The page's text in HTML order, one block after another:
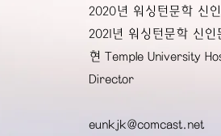
2020년 워싱턴문학 신
2021년 워싱턴문학 신
현 Temple University
Director
eunkjk@comcast.net